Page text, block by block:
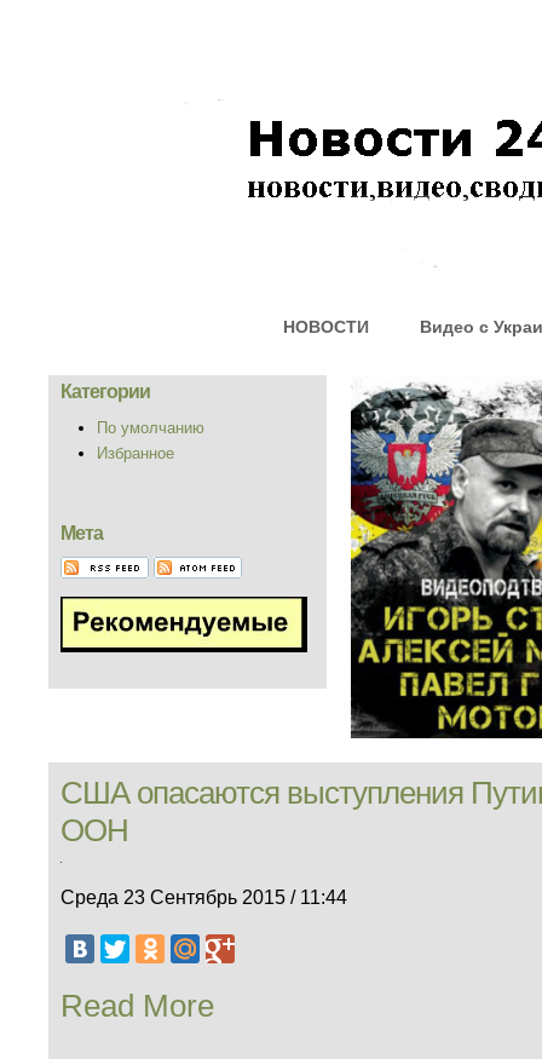
НОВОСТИ Видео с
Категории
По умолчанию
Избранное
Мета
США опасаются выступления
ООН
Среда 23 Сентябрь 2015 / 11:44
Read More